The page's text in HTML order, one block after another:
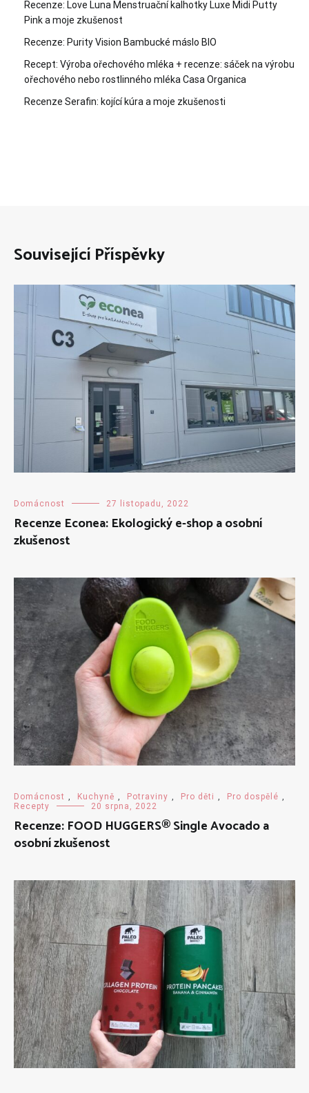
Recenze: Love Luna Menstruační kalhotky Luxe Midi Putty
Pink a moje zkušenost
Recenze: Purity Vision Bambucké máslo BIO
Recept: Výroba ořechového mléka + recenze: sáček na výrobu
ořechového nebo rostlinného mléka Casa Organica
Recenze Serafin: kojící kúra a moje zkušenosti
Související Příspěvky
Domácnost 27 listopadu, 2022
Recenze Econea: Ekologický e-shop a osobní
zkušenost
Domácnost , Kuchyně , Potraviny , Pro děti , Pro dospělé ,
Recepty
20 srpna, 2022
Recenze: FOOD HUGGERS® Single Avocado a
osobní zkušenost